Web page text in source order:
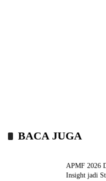
BACA JUGA
APMF 2026
Insight